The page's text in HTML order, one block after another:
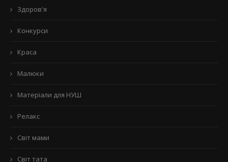
Здоров'я
Конкурси
Краса
Малюки
Матеріали для НУШ
Релакс
Світ мами
Світ тата